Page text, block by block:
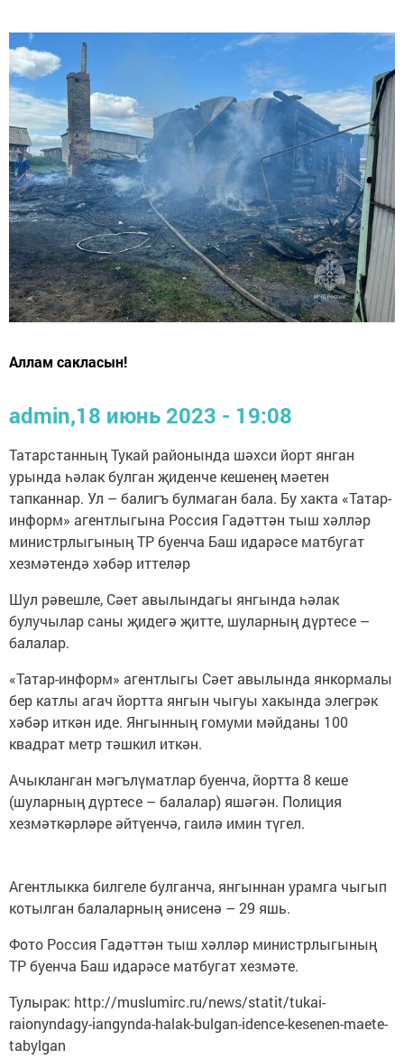
Аллам сакласын!
admin,18 июнь 2023 - 19:08
Татарстанның Тукай районында шәхси йорт янган
урында һәлак булган җиденче кешенең мәетен
тапканнар. Ул – балигъ булмаган бала. Бу хакта «Татар-
информ» агентлыгына Россия Гадәттән тыш хәлләр
министрлыгының ТР буенча Баш идарәсе матбугат
хезмәтендә хәбәр иттеләр
Шул рәвешле, Сәет авылындагы янгында һәлак
булучылар саны җидегә җитте, шуларның дүртесе –
балалар.
«Татар-информ» агентлыгы Сәет авылында янкормалы
бер катлы агач йортта янгын чыгуы хакында элегрәк
хәбәр иткән иде. Янгынның гомуми мәйданы 100
квадрат метр тәшкил иткән.
Ачыкланган мәгълүматлар буенча, йортта 8 кеше
(шуларның дүртесе – балалар) яшәгән. Полиция
хезмәткәрләре әйтүенчә, гаилә имин түгел.
Агентлыкка билгеле булганча, янгыннан урамга чыгып
котылган балаларның әнисенә – 29 яшь.
Фото Россия Гадәттән тыш хәлләр министрлыгының
ТР буенча Баш идарәсе матбугат хезмәте.
Тулырак: http://muslumirc.ru/news/statit/tukai-
raionyndagy-iangynda-halak-bulgan-idence-kesenen-maete-
tabylgan